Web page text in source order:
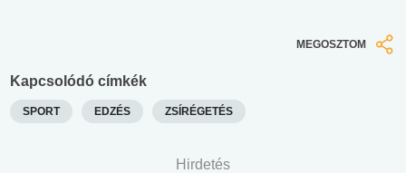
MEGOSZTOM
Kapcsolódó címkék
SPORT EDZÉS ZSÍRÉGETÉS
Hirdetés